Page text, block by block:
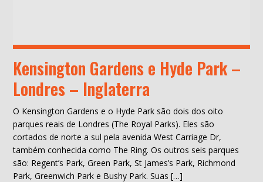
Kensington Gardens e Hyde Park –
Londres – Inglaterra
O Kensington Gardens e o Hyde Park são dois dos oito
parques reais de Londres (The Royal Parks). Eles são
cortados de norte a sul pela avenida West Carriage Dr,
também conhecida como The Ring. Os outros seis parques
são: Regent’s Park, Green Park, St James’s Park, Richmond
Park, Greenwich Park e Bushy Park. Suas […]